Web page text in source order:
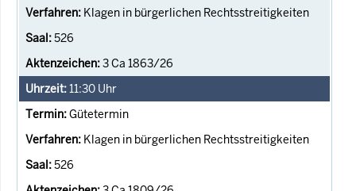
Klagen in bürgerlichen Rechtsstreitigkeiten
526
3 Ca 1863/26
11:30 Uhr
Gütetermin
Klagen in bürgerlichen Rechtsstreitigkeiten
526